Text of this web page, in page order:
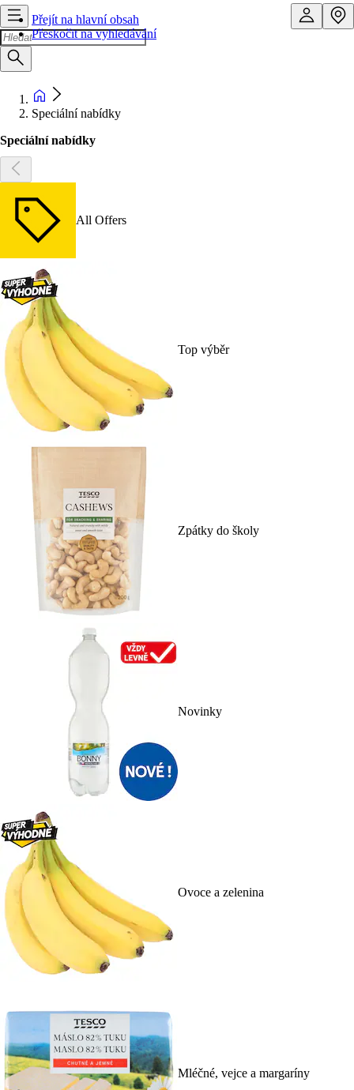
Přejít na hlavní obsah
Přeskočit na vyhledávání
Speciální nabídky
Speciální nabídky
All Offers
Top výběr
Zpátky do školy
Novinky
Ovoce a zelenina
Mléčné, vejce a margaríny